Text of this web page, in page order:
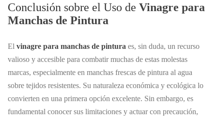
Conclusión sobre el Uso de Vinagre para
Manchas de Pintura
El vinagre para manchas de pintura es, sin duda, un recurso
valioso y accesible para combatir muchas de estas molestas
marcas, especialmente en manchas frescas de pintura al agua
sobre tejidos resistentes. Su naturaleza económica y ecológica lo
convierten en una primera opción excelente. Sin embargo, es
fundamental conocer sus limitaciones y actuar con precaución,